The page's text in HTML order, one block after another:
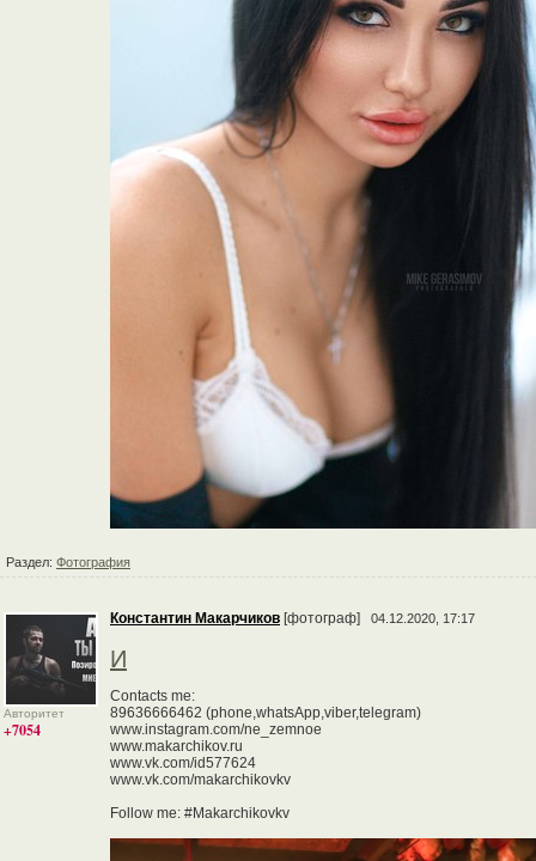
Раздел: Фотография
Авторитет
+7054
Константин Макарчиков [фотограф] 04.12.2020, 17:17
И
Contacts me:
89636666462 (phone,whatsApp,viber,telegram)
www.instagram.com/ne_zemnoe
www.makarchikov.ru
www.vk.com/id577624
www.vk.com/makarchikovkv
Follow me: #Makarchikovkv